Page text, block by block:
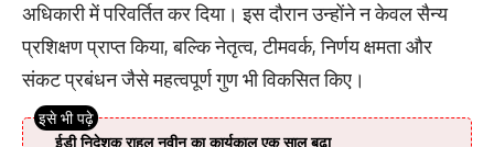
अधिकारी में परिवर्तित कर दिया। इस दौरान उन्होंने न केवल सैन्य
प्रशिक्षण प्राप्त किया, बल्कि नेतृत्व, टीमवर्क, निर्णय क्षमता और
संकट प्रबंधन जैसे महत्वपूर्ण गुण भी विकसित किए।
ईडी निदेशक राहुल नवीन का कार्यकाल एक साल बढ़ा